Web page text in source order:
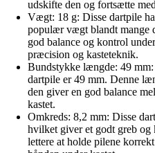
udskifte den og fortsætte
Vægt: 18 g: Disse dartpile
populær vægt blandt mange
god balance og kontrol
præcision og kasteteknik.
Bundstykke længde: 49
dartpile er 49 mm. Denne
den giver en god balance
kastet.
Omkreds: 8,2 mm: Disse
hvilket giver et godt greb og
lettere at holde pilene